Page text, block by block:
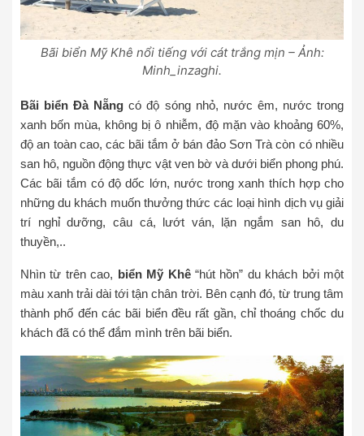
Bãi biển Mỹ Khê nổi tiếng với cát trắng mịn – Ảnh:
Minh_inzaghi.
Bãi biển Đà Nẵng có độ sóng nhỏ, nước êm, nước trong
xanh bốn mùa, không bị ô nhiễm, độ mặn vào khoảng 60%,
độ an toàn cao, các bãi tắm ở bán đảo Sơn Trà còn có nhiều
san hô, nguồn động thực vật ven bờ và dưới biển phong phú.
Các bãi tắm có độ dốc lớn, nước trong xanh thích hợp cho
những du khách muốn thưởng thức các loại hình dịch vụ giải
trí nghỉ dưỡng, câu cá, lướt ván, lặn ngắm san hô, du
thuyền,..
Nhìn từ trên cao, biển Mỹ Khê“hút hồn” du khách bởi một
màu xanh trải dài tới tận chân trời. Bên cạnh đó, từ trung tâm
thành phố đến các bãi biển đều rất gần, chỉ thoáng chốc du
khách đã có thể đắm mình trên bãi biển.